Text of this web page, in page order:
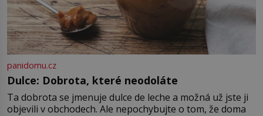
panidomu.cz
Dulce: Dobrota, které neodoláte
Ta dobrota se jmenuje dulce de leche a možná už jste ji
objevili v obchodech. Ale nepochybujte o tom, že doma